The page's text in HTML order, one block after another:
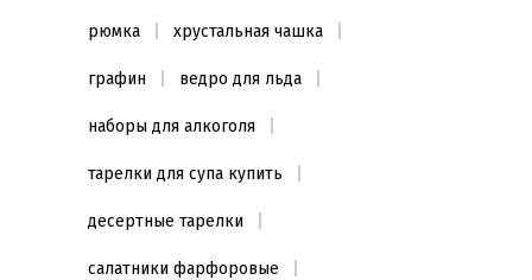
рюмка хрустальная чашка
графин ведро для льда
наборы для алкоголя
тарелки для супа купить
десертные тарелки
салатники фарфоровые